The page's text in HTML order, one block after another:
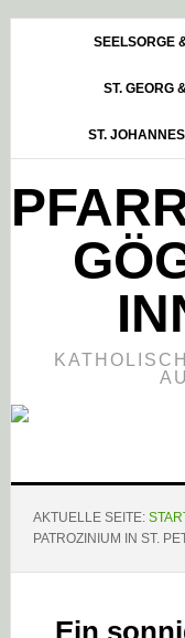
HauptsidebarSEELSORGE
ST. GEORG
ST.
AKTUELLE SEITE:
PATROZINIUM IN ST.
Ein